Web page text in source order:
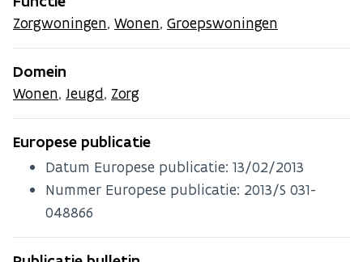
Zorgwoningen, Wonen, Groepswoningen
Domein
Wonen, Jeugd, Zorg
Europese publicatie
Datum Europese publicatie: 13/02/2013
Nummer Europese publicatie: 2013/S 031-
048866